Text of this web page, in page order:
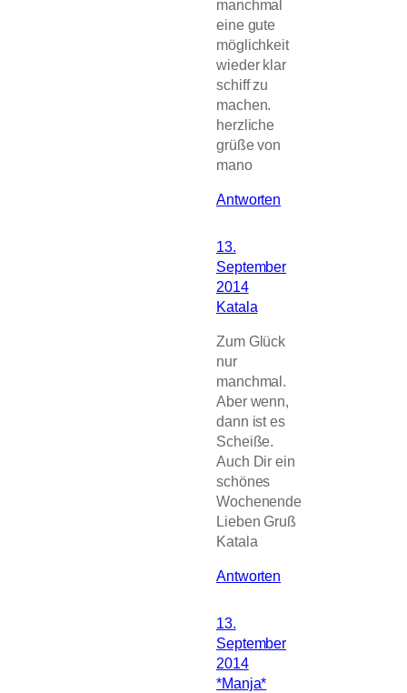
manchmal
eine gute
möglichkeit
wieder klar
schiff zu
machen.
herzliche
grüße von
mano
Antworten
13.
September
2014
Katala
Zum Glück
nur
manchmal.
Aber wenn,
dann ist es
Scheiße.
Auch Dir ein
schönes
Wochenende
Lieben Gruß
Katala
Antworten
13.
September
2014
*Manja*